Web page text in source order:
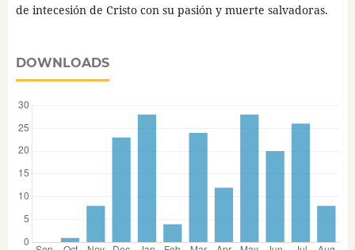
de intecesión de Cristo con su pasión y muerte salvadoras.
DOWNLOADS